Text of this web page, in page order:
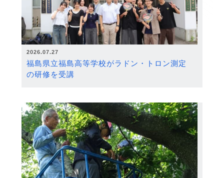
2026.07.27
福島県立福島高等学校がラドン・トロン測定
の研修を受講